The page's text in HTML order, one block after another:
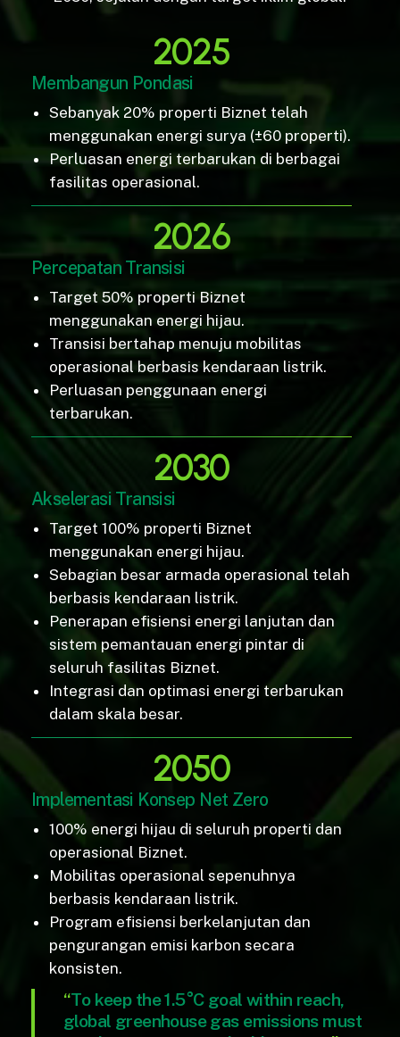
2025
Membangun Pondasi
Sebanyak 20% properti Biznet telah
menggunakan energi surya (±60 properti).
Perluasan energi terbarukan di berbagai
fasilitas operasional.
2026
Percepatan Transisi
Target 50% properti Biznet
menggunakan energi hijau.
Transisi bertahap menuju mobilitas
operasional berbasis kendaraan listrik.
Perluasan penggunaan energi
terbarukan.
2030
Akselerasi Transisi
Target 100% properti Biznet
menggunakan energi hijau.
Sebagian besar armada operasional telah
berbasis kendaraan listrik.
Penerapan efisiensi energi lanjutan dan
sistem pemantauan energi pintar di
seluruh fasilitas Biznet.
Integrasi dan optimasi energi terbarukan
dalam skala besar.
2050
Implementasi Konsep Net Zero
100% energi hijau di seluruh properti dan
operasional Biznet.
Mobilitas operasional sepenuhnya
berbasis kendaraan listrik.
Program efisiensi berkelanjutan dan
pengurangan emisi karbon secara
konsisten.
“To keep the 1.5°C goal within reach,
global greenhouse gas emissions must